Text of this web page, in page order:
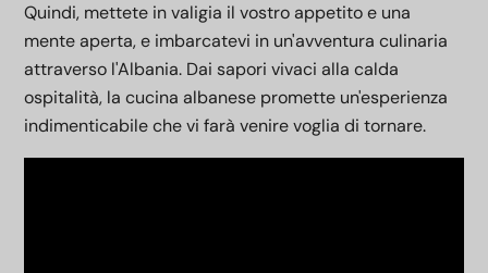
Quindi, mettete in valigia il vostro appetito e una
mente aperta, e imbarcatevi in un'avventura culinaria
attraverso l'Albania. Dai sapori vivaci alla calda
ospitalità, la cucina albanese promette un'esperienza
indimenticabile che vi farà venire voglia di tornare.